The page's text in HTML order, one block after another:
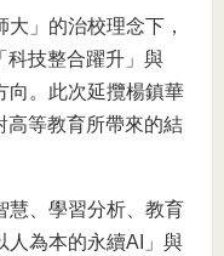
」的治校理念下，
科技整合躍升」與
向。此次延攬楊鎮華
高等教育所帶來的結
慧、學習分析、教育
人為本的永續AI」與